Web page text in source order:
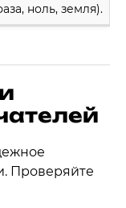
ноль, земля).
Проверяйте